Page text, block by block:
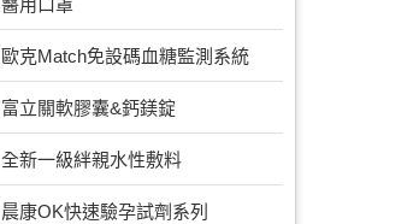
醫用口罩
歐克Match免設碼血糖監測系統
富立關軟膠囊&鈣鎂錠
全新一級絆親水性敷料
晨康OK快速驗孕試劑系列